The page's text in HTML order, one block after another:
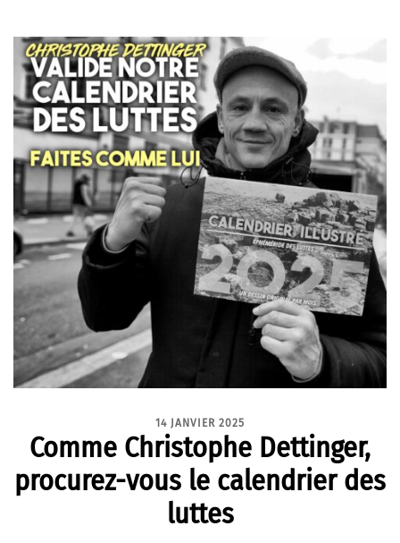
14 JANVIER 2025
Comme Christophe Dettinger,
procurez-vous le calendrier des
luttes